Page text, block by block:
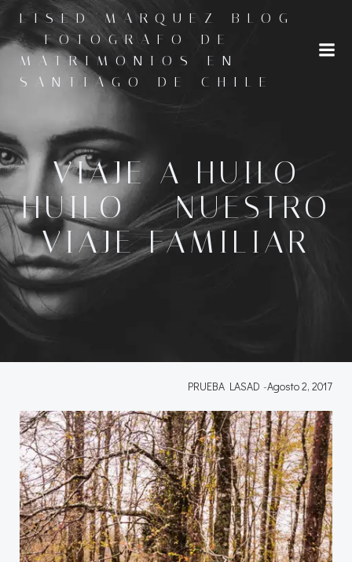
al
contenido
LISED MARQUEZ BLOG
- FOTOGRAFO DE
MATRIMONIOS EN
SANTIAGO DE CHILE
VIAJE A HUILO
HUILO – NUESTRO
VIAJE FAMILIAR
PRUEBA LASAD -Agosto 2, 2017